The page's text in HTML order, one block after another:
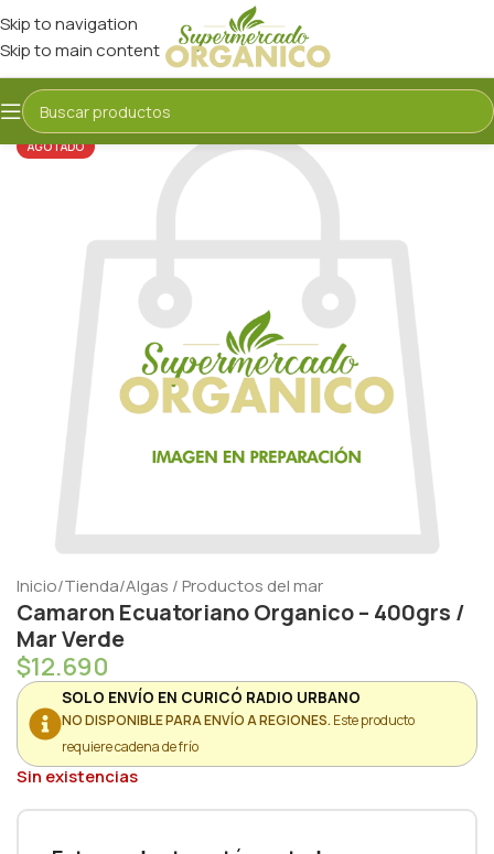
Skip to navigation
Skip to main content
AGOTADO
Inicio/Tienda/Algas / Productos del mar
Camaron Ecuatoriano Organico – 400grs /
Mar Verde
$12.690
SOLO ENVÍO EN CURICÓ RADIO URBANO
NO DISPONIBLE PARA ENVÍO A REGIONES. Este producto
requiere cadena de frío
Sin existencias